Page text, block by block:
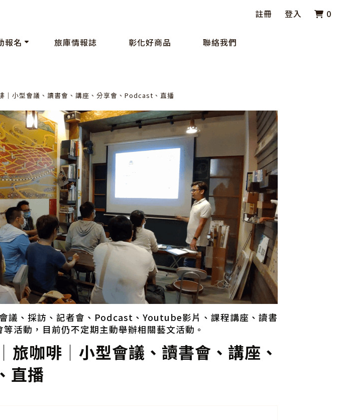
註冊 登入 0
報名 旅庫情報誌 彰化好商品 聯絡我們
│小型會議、讀書會、講座、分享會、Podcast、直播
議、採訪、記者會、Podcast、Youtube影片、課程講座、讀書
活動，目前仍不定期主動舉辦相關藝文活動。
旅咖啡│小型會議、讀書會、講座、
直播